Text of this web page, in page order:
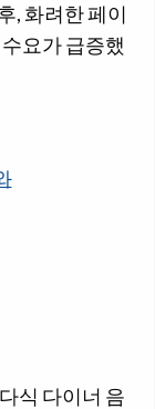
, 화려한 페이
요가 급증했
식 다이너 음